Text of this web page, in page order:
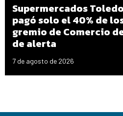
Supermercados
pagó solo el 40% de
gremio de Comercio
de alerta
7 de agosto de 2026